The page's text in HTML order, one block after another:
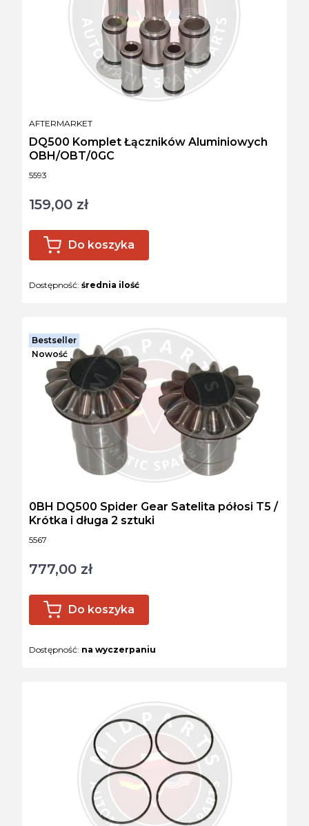
Kod produktu
5593
DQ500 Komplet Łączników Aluminiowych
OBH/OBT/0GC
PRODUCENT
AFTERMARKET
Cena
159,00 zł
Do koszyka
Dostępność: średnia ilość
Bestseller
Nowość
Kod produktu
5567
0BH DQ500 Spider Gear Satelita półosi T5 /
Krótka i długa 2 sztuki
Cena
777,00 zł
Do koszyka
Dostępność: na wyczerpaniu